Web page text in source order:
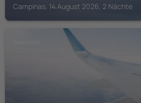
Campinas, 14 August 2026, 2 Nächte